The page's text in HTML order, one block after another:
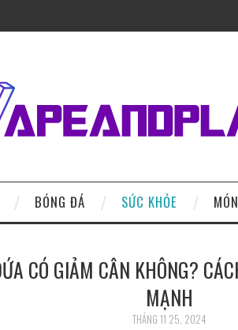
BÓNG ĐÁ SỨC KHỎE
CÓ GIẢM CÂN KHÔNG?
MẠNH
THÁNG 11 25, 2024